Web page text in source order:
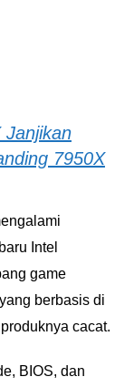
Janjikan
7950X
Intel
game
berbasis di
cacat.
BIOS, dan